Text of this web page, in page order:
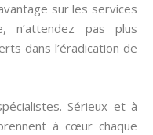
sur les services
n’attendez pas plus
dans l’éradication de
Sérieux et à
à cœur chaque